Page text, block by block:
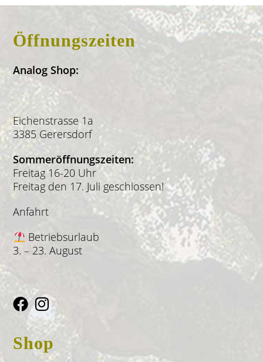
Öffnungszeiten
Analog Shop:
Eichenstrasse 1a
3385 Gerersdorf
Sommeröffnungszeiten:
Freitag 16-20 Uhr
Freitag den 17. Juli geschlossen!
Anfahrt
Betriebsurlaub
3. – 23. August
Shop